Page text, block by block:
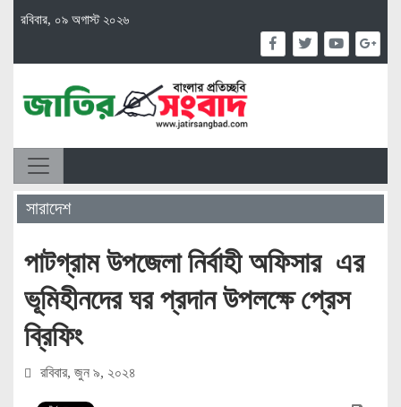
রবিবার, ০৯ অগাস্ট ২০২৬
সারাদেশ
পাটগ্রাম উপজেলা নির্বাহী অফিসার এর
ভূমিহীনদের ঘর প্রদান উপলক্ষে প্রেস
ব্রিফিং
রবিবার, জুন ৯, ২০২৪